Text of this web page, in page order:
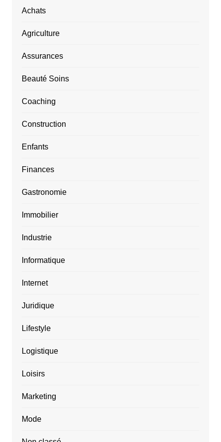
Achats
Agriculture
Assurances
Beauté Soins
Coaching
Construction
Enfants
Finances
Gastronomie
Immobilier
Industrie
Informatique
Internet
Juridique
Lifestyle
Logistique
Loisirs
Marketing
Mode